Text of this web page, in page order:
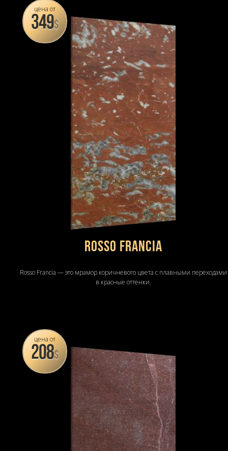
цена от
349$
Rosso Francia
Rosso Francia — это мрамор коричневого цвета с плавными переходами
в красные оттенки.
цена от
208$